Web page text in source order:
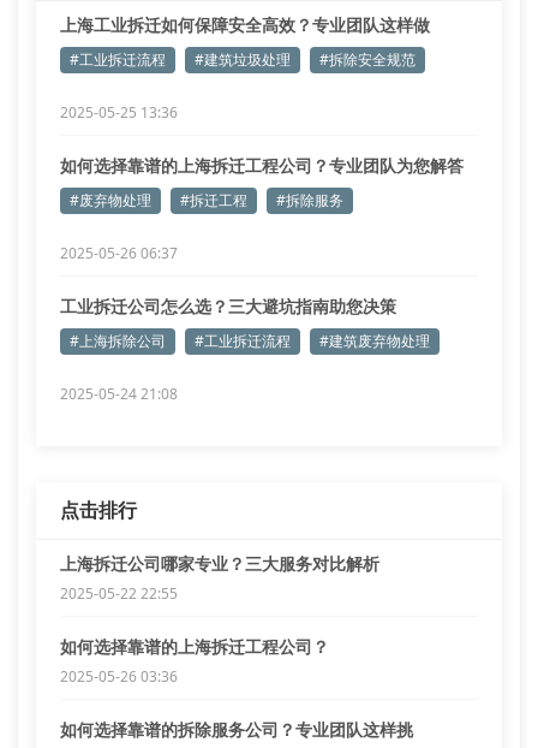
上海工业拆迁如何保障安全高效？专业团队这样做
#工业拆迁流程 #建筑垃圾处理 #拆除安全规范
2025-05-25 13:36
如何选择靠谱的上海拆迁工程公司？专业团队为您解答
#废弃物处理 #拆迁工程 #拆除服务
2025-05-26 06:37
工业拆迁公司怎么选？三大避坑指南助您决策
#上海拆除公司 #工业拆迁流程 #建筑废弃物处理
2025-05-24 21:08
点击排行
上海拆迁公司哪家专业？三大服务对比解析
2025-05-22 22:55
如何选择靠谱的上海拆迁工程公司？
2025-05-26 03:36
如何选择靠谱的拆除服务公司？专业团队这样挑